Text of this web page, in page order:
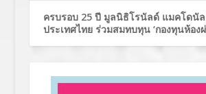
ครบรอบ 25 ปี มูลนิธิโรนัลด์ แมคโดนัล
ประเทศไทย ร่วมสมทบทุน ‘กองทุนห้อง